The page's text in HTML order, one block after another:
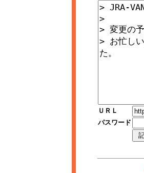
ＵＲＬ
パスワード